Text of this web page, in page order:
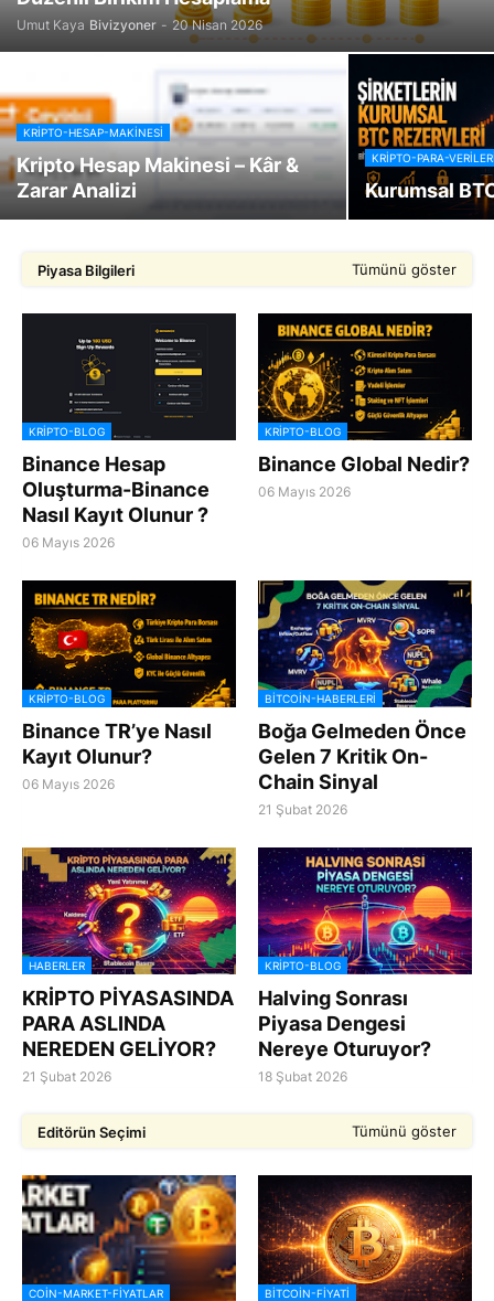
Umut Kaya Bivizyoner - 20 Nisan 2026
KRIPTO-HESAP-MAKINESI
Kripto Hesap Makinesi – Kâr &
Zarar Analizi
KRIPTO-PARA-
Kurumsal
Piyasa Bilgileri Tümünü göster
KRIPTO-BLOG
Binance Hesap
Oluşturma-Binance
Nasıl Kayıt Olunur ?
06 Mayıs 2026
KRIPTO-BLOG
Binance Global Nedir?
06 Mayıs 2026
KRIPTO-BLOG
Binance TR’ye Nasıl
Kayıt Olunur?
06 Mayıs 2026
BITCOIN-HABERLERI
Boğa Gelmeden Önce
Gelen 7 Kritik On-
Chain Sinyal
21 Şubat 2026
HABERLER
KRİPTO PİYASASINDA
PARA ASLINDA
NEREDEN GELİYOR?
21 Şubat 2026
KRIPTO-BLOG
Halving Sonrası
Piyasa Dengesi
Nereye Oturuyor?
18 Şubat 2026
Editörün Seçimi Tümünü göster
COIN-MARKET-FIYATLAR BITCOIN-FIYATI